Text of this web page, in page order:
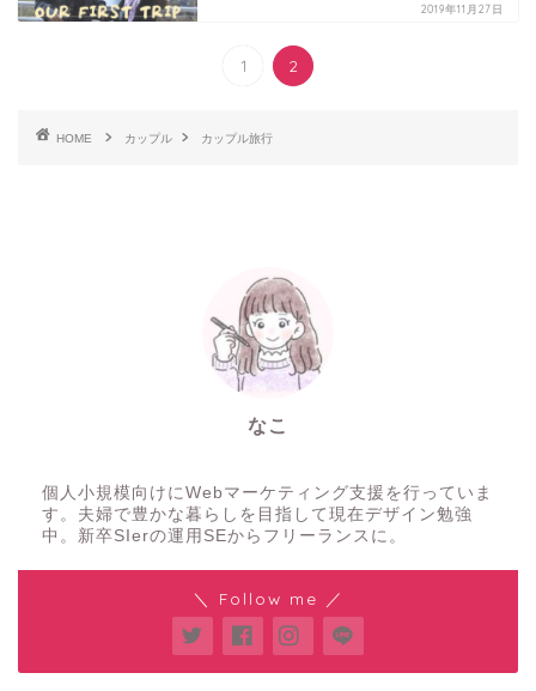
2019年11月27日
1 2
HOME カップル カップル旅行
なこ
個人小規模向けにWebマーケティング支援を行っていま
す。夫婦で豊かな暮らしを目指して現在デザイン勉強
中。新卒SIerの運用SEからフリーランスに。
＼ Follow me ／